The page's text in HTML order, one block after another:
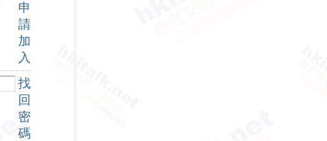
申
請
加
入
找
回
密
碼